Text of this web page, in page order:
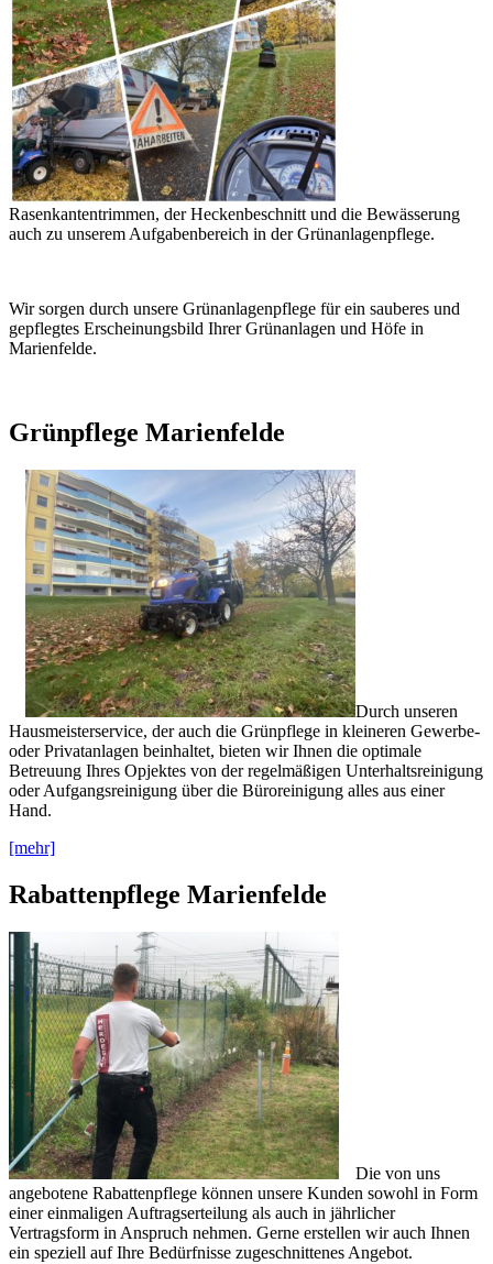
Rasenkantentrimmen, der Heckenbeschnitt und die Bewässerung
auch zu unserem Aufgabenbereich in der Grünanlagenpflege.
Wir sorgen durch unsere Grünanlagenpflege für ein sauberes und
gepflegtes Erscheinungsbild Ihrer Grünanlagen und Höfe in
Marienfelde.
Grünpflege Marienfelde
Durch unseren
Hausmeisterservice, der auch die Grünpflege in kleineren Gewerbe-
oder Privatanlagen beinhaltet, bieten wir Ihnen die optimale
Betreuung Ihres Opjektes von der regelmäßigen Unterhaltsreinigung
oder Aufgangsreinigung über die Büroreinigung alles aus einer
Hand.
[mehr]
Rabattenpflege Marienfelde
Die von uns
angebotene Rabattenpflege können unsere Kunden sowohl in Form
einer einmaligen Auftragserteilung als auch in jährlicher
Vertragsform in Anspruch nehmen. Gerne erstellen wir auch Ihnen
ein speziell auf Ihre Bedürfnisse zugeschnittenes Angebot.